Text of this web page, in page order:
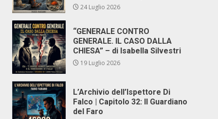
24 Luglio 2026
“GENERALE CONTRO
GENERALE. IL CASO DALLA
CHIESA” – di Isabella Silvestri
19 Luglio 2026
L’Archivio dell’Ispettore Di
Falco | Capitolo 32: Il Guardiano
del Faro